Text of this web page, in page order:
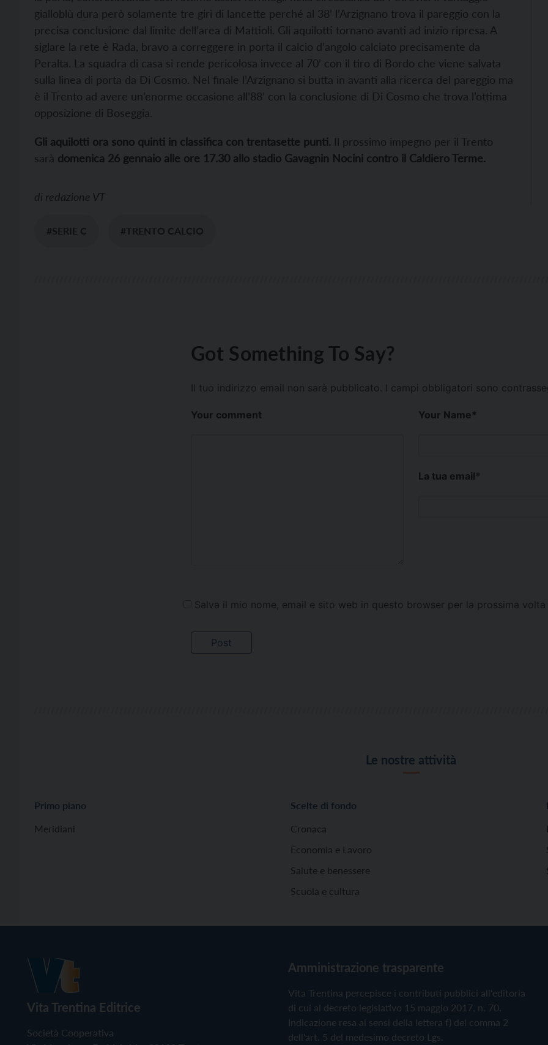
gialloblù dura però solamente tre giri di lancette perché al 38’ l’Arzignano trova il pareggio con la
precisa conclusione dal limite dell’area di Mattioli. Gli aquilotti tornano avanti ad inizio ripresa. A
siglare la rete è Rada, bravo a correggere in porta il calcio d’angolo calciato precisamente da
Peralta. La squadra di casa si rende pericolosa invece al 70’ con il tiro di Bordo che viene salvata
sulla linea di porta da Di Cosmo. Nel finale l’Arzignano si butta in avanti alla ricerca del pareggio ma
è il Trento ad avere un’enorme occasione all’88’ con la conclusione di Di Cosmo che trova l’ottima
opposizione di Boseggia.
Gli aquilotti ora sono quinti in classifica con trentasette punti. Il prossimo impegno per il Trento
sarà domenica 26 gennaio alle ore 17.30 allo stadio Gavagnin Nocini contro il Caldiero Terme.
di redazione VT
#SERIE C #TRENTO CALCIO
Got Something To Say?
Il tuo indirizzo email non sarà pubblicato. I campi obbligatori sono
Your comment Your Name*
La tua email*
Salva il mio nome, email e sito web in questo browser per la prossima volta
Le nostre attività
Primo piano
Meridiani
Scelte di fondo
Cronaca
Economia e Lavoro
Salute e benessere
Scuola e cultura
Vita Trentina Editrice
Società Cooperativa
Amministrazione trasparente
Vita Trentina percepisce i contributi pubblici all'editoria
di cui al decreto legislativo 15 maggio 2017, n. 70.
Indicazione resa ai sensi della lettera f) del comma 2
dell'art. 5 del medesimo decreto Lgs.